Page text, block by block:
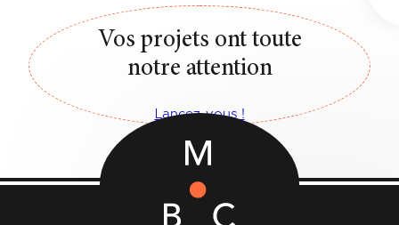
Vos projets ont toute
notre attention
Lancez-vous !